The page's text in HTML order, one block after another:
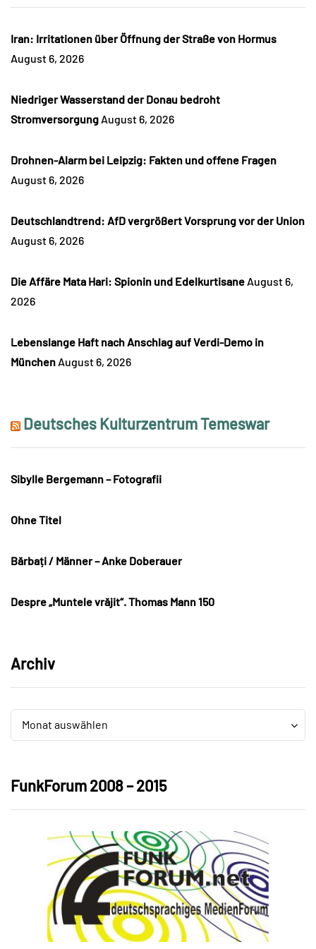
Iran: Irritationen über Öffnung der Straße von Hormus
August 6, 2026
Niedriger Wasserstand der Donau bedroht
Stromversorgung August 6, 2026
Drohnen-Alarm bei Leipzig: Fakten und offene Fragen
August 6, 2026
Deutschlandtrend: AfD vergrößert Vorsprung vor der Union
August 6, 2026
Die Affäre Mata Hari: Spionin und Edelkurtisane August 6,
2026
Lebenslange Haft nach Anschlag auf Verdi-Demo in
München August 6, 2026
Deutsches Kulturzentrum Temeswar
Sibylle Bergemann – Fotografii
Ohne Titel
Bărbați / Männer – Anke Doberauer
Despre „Muntele vrăjit“. Thomas Mann 150
Archiv
Archiv
Monat auswählen
Archiv
FunkForum 2008 – 2015